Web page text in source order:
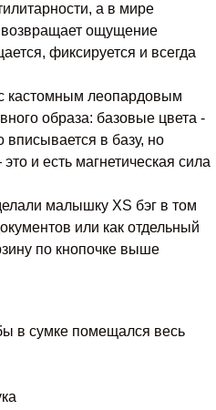
а в мире
возвращает ощущение
фиксируется и всегда
кастомным леопардовым
образа: базовые цвета -
вписывается в базу, но
и есть магнетическая сила
малышку XS бэг в том
или как отдельный
по кнопочке выше
в сумке помещался весь